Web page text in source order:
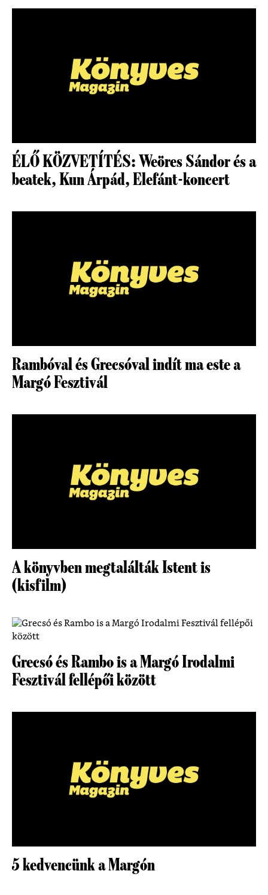
ÉLŐ KÖZVETÍTÉS: Weöres Sándor és a
beatek, Kun Árpád, Elefánt-koncert
Rambóval és Grecsóval indít ma este a
Margó Fesztivál
A könyvben megtalálták Istent is
(kisfilm)
Grecsó és Rambo is a Margó Irodalmi
Fesztivál fellépői között
5 kedvencünk a Margón